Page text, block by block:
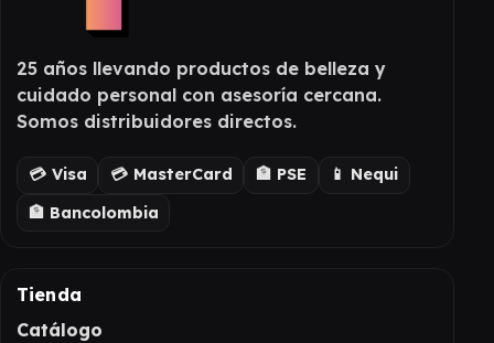
25 años llevando productos de belleza y
cuidado personal con asesoría cercana.
Somos distribuidores directos.
💳 Visa 💳 MasterCard 🏦 PSE
📱 Nequi
🏦 Bancolombia
Tienda
Catálogo